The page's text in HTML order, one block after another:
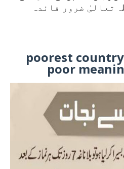
تعالیٰ ضرور فائدہ
poorest
poor